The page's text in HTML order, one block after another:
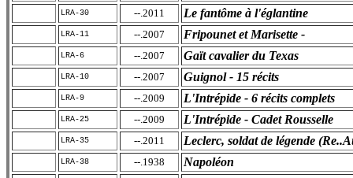
LRA-30 --.2011 Le fantôme à l'églantine
LRA-11 --.2007 Fripounet et Marisette -
LRA-6 --.2007 Gaït cavalier du Texas
LRA-10 --.2007 Guignol - 15 récits
LRA-9 --.2009 L'Intrépide - 6 récits complets
LRA-25 --.2009 L'Intrépide - Cadet Rousselle
LRA-35 --.2011 Leclerc, soldat de légende
LRA-38 --.1938 Napoléon